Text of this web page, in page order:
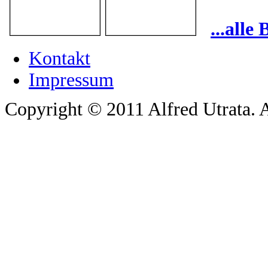
...alle
Kontakt
Impressum
Copyright © 2011 Alfred Utrata.